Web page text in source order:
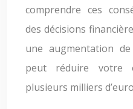
comprendre ces
des décisions
une augmentation
peut réduire votre
plusieurs milliers